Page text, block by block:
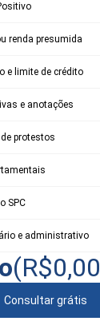
renda presumida
e limite de crédito
e anotações
protestos
SPC
e administrativo
(R$0,00
Consultar grátis